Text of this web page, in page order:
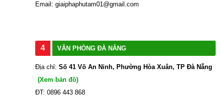
Email: giaiphaphutam01@gmail.com
4 VĂN PHÒNG ĐÀ NẴNG
Địa chỉ: Số 41 Võ An Ninh, Phường Hòa Xuân, TP Đà Nẵng
(Xem bản đồ)
ĐT: 0896 443 868